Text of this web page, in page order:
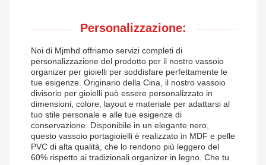
Personalizzazione:
Noi di Mjmhd offriamo servizi completi di
personalizzazione del prodotto per il nostro vassoio
organizer per gioielli per soddisfare perfettamente le
tue esigenze. Originario della Cina, il nostro vassoio
divisorio per gioielli può essere personalizzato in
dimensioni, colore, layout e materiale per adattarsi al
tuo stile personale e alle tue esigenze di
conservazione. Disponibile in un elegante nero,
questo vassoio portagioielli è realizzato in MDF e pelle
PVC di alta qualità, che lo rendono più leggero del
60% rispetto ai tradizionali organizer in legno. Che tu